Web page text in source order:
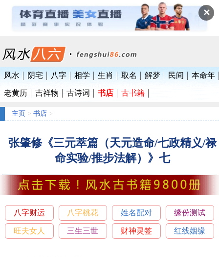
✕
风水 阴宅 八字 相学 生肖 取名 解梦 民间 本命年
老黄历 吉祥物 古诗词 书店 古书籍
主页 > 书店 >
张肇修《三元萃篇（天元造命/七政精义/禄
命实验/推步法解）》七
八字财运 八字桃花 姓名配对 缘份测试
旺夫女人 三生三世 财神灵签 红线姻缘